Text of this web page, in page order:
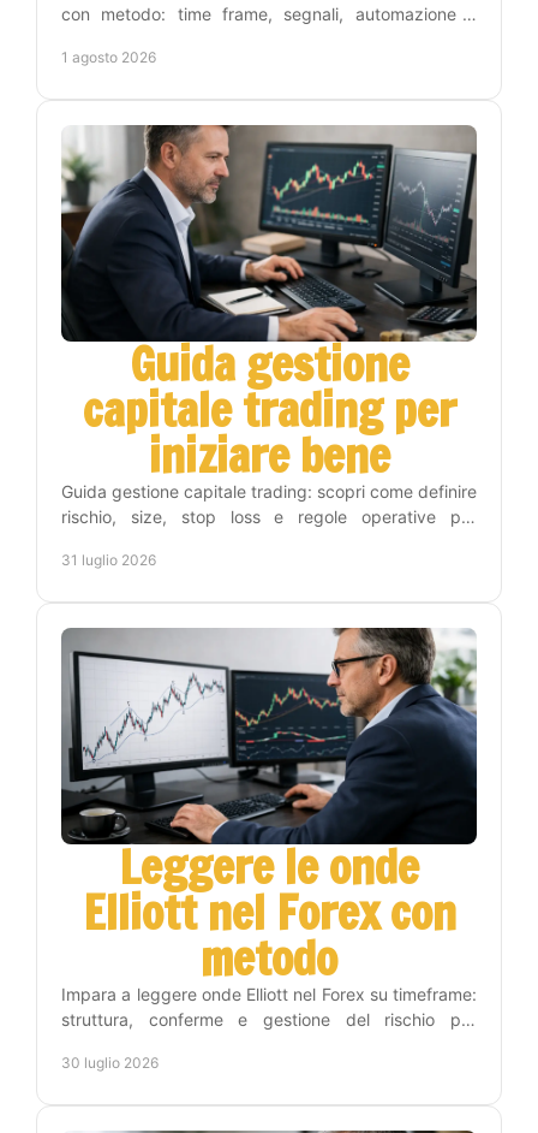
con metodo: time frame, segnali, automazione e
1 agosto 2026
Guida gestione
capitale trading per
iniziare bene
Guida gestione capitale trading: scopri come definire
rischio, size, stop loss e regole operative per
disciplina.
31 luglio 2026
Leggere le onde
Elliott nel Forex con
metodo
Impara a leggere onde Elliott nel Forex su timeframe:
struttura, conferme e gestione del rischio per
30 luglio 2026